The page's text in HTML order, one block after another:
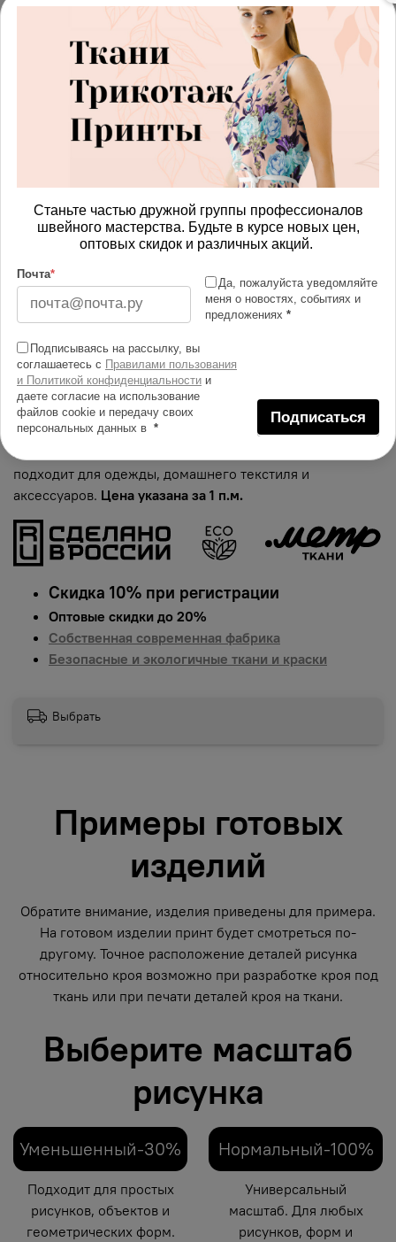
арт. 4287756_oxford210
Ткань оксфорд 210 ванильное
мороженое и кокосы на
жёлтом фоне
Получить доступ к оптовым ценам
417.00 руб
В корзину
Изменить масштаб
Добавить в сравнение
Описание тканей
Яркий и сочный принт на ткани оксфорд 210.
Гарантированная долговечность цвета, идеально
подходит для одежды, домашнего текстиля и
аксессуаров. Цена указана за 1 п.м.
Скидка 10% при регистрации
Оптовые скидки до 20%
Собственная современная фабрика
Безопасные и экологичные ткани и краски
Выбрать
Примеры готовых
изделий
Обратите внимание, изделия приведены для примера.
На готовом изделии принт будет смотреться по-
другому. Точное расположение деталей рисунка
относительно кроя возможно при разработке кроя под
ткань или при печати деталей кроя на ткани.
Выберите масштаб
рисунка
Уменьшенный-30%
Подходит для простых
рисунков, объектов и
геометрических форм.
Нормальный-100%
Универсальный
масштаб. Для любых
рисунков, форм и
Станьте частью дружной группы профессионалов
швейного мастерства. Будьте в курсе новых цен,
оптовых скидок и различных акций.
Почта*
Да, пожалуйста уведомляйте
меня о новостях, событиях и
предложениях *
Подписываясь на рассылку, вы
соглашаетесь с Правилами пользования
и Политикой конфиденциальности и
даете согласие на использование
файлов cookie и передачу своих
персональных данных в *
Подписаться